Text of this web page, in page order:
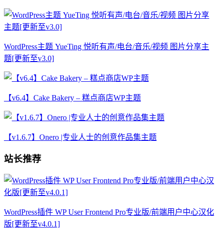
WordPress主题 YueTing 悦听有声/电台/音乐/视频 图片分享主
题[更新至v3.0]
【v6.4】Cake Bakery – 糕点商店WP主题
【v1.6.7】Onero |专业人士的创意作品集主题
站长推荐
WordPress插件 WP User Frontend Pro专业版/前端用户中心汉化
版[更新至v4.0.1]